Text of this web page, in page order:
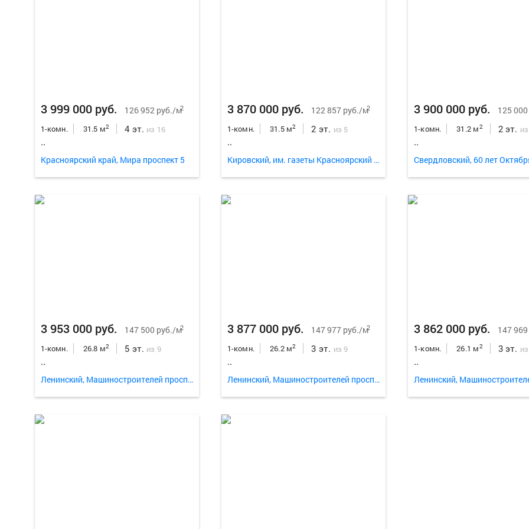
3 999 000 руб. 126 952 руб./м2
1-комн. 31.5 м2 4 эт. из 16
..
Красноярский край, Мира проспект 5
3 870 000 руб. 122 857 руб./м2
1-комн. 31.5 м2 2 эт. из 5
..
Кировский, им. газеты Красноярский Рабочий проспект 88а
3 900 000 руб. 125
1-комн. 31.2 м2 2 эт.
..
3 953 000 руб. 147 500 руб./м2
1-комн. 26.8 м2 5 эт. из 9
..
Ленинский, Машиностроителей проспект 31а
3 877 000 руб. 147 977 руб./м2
1-комн. 26.2 м2 3 эт. из 9
..
Ленинский, Машиностроителей проспект 31а
3 862 000 руб. 147
1-комн. 26.1 м2 3 эт.
..